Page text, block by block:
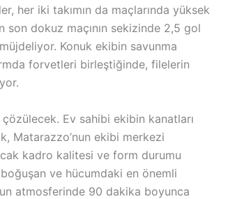
her iki takımın da maçlarında yüksek
son dokuz maçının sekizinde 2,5 gol
Konuk ekibin savunma
forvetleri birleştiğinde, filelerin
Ev sahibi ekibin kanatları
Matarazzo’nun ekibi merkezi
kadro kalitesi ve form durumu
ve hücumdaki en önemli
atmosferinde 90 dakika boyunca